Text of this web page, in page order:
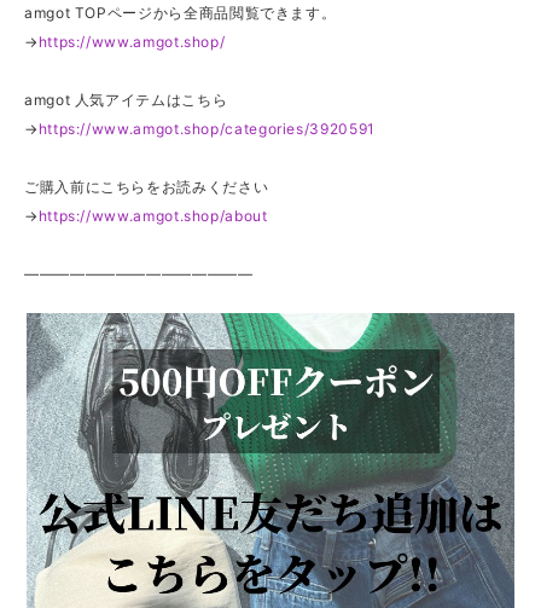
amgot TOPページから全商品閲覧できます。
→ https://www.amgot.shop/
amgot 人気アイテムはこちら
→ https://www.amgot.shop/categories/3920591
ご購入前にこちらをお読みください
→ https://www.amgot.shop/about
———————————————